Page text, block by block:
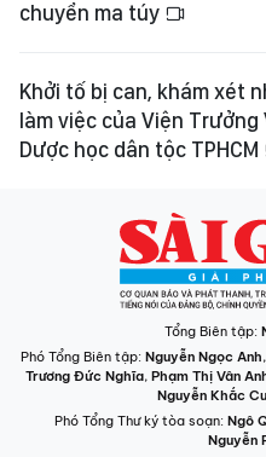
chuyển ma túy
Khởi tố bị can, khám xét
làm việc của Viện Trưởng
Dược học dân tộc TPHCM
Tổng Biên tập:
Phó Tổng Biên tập: Nguyễn Ngọc Anh,
Trương Đức Nghĩa, Phạm Thị Vân
Nguyễn Khắc
Phó Tổng Thư ký tòa soạn: Ngô
Nguyễn